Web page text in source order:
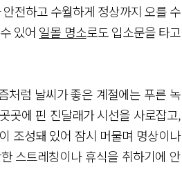
전하고 수월하게 정상까지 오를 수
있어 일몰 명소로도 입소문을 타고
처럼 날씨가 좋은 계절에는 푸른 녹
곳에 핀 진달래가 시선을 사로잡고,
이 조성돼 있어 잠시 머물며 명상이나
스트레칭이나 휴식을 취하기에 안